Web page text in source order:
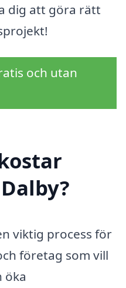
dig att göra rätt
och utan
viktig process för
företag som vill
öka